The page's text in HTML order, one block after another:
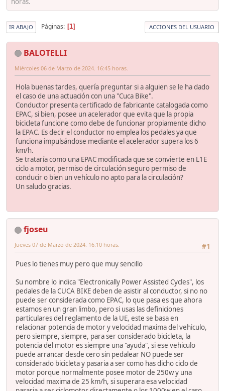
IR ABAJO Páginas 1 ACCIONES DEL USUARIO
BALOTELLI
Miércoles 06 de Marzo de 2024. 16:45 horas.
Hola buenas tardes, quería preguntar si a alguien se le ha dado
el caso de una actuación con una "Cuca Bike".
Conductor presenta certificado de fabricante catalogada como
EPAC, si bien, posee un acelerador que evita que la propia
bicicleta funcione como debe de funcionar propiamente dicho
la EPAC. Es decir el conductor no emplea los pedales ya que
funciona impulsándose mediante el acelerador supera los 6
km/h.
Se trataría como una EPAC modificada que se convierte en L1E
ciclo a motor, permiso de circulación seguro permiso de
conducir o bien un vehículo no apto para la circulación?
Un saludo gracias.
fjoseu
#1
Jueves 07 de Marzo de 2024. 16:10 horas.
Pues lo tienes muy pero que muy sencillo
Su nombre lo indica "Electronically Power Assisted Cycles", los
pedales de la CUCA BIKE deben de asistir al conductor, si no no
puede ser considerada como EPAC, lo que pasa es que ahora
estamos en un gran limbo, pero si usas las definiciones
particulares del reglamento de la UE, este se basa en
relacionar potencia de motor y velocidad maxima del vehiculo,
pero siempre, siempre, para ser considerado bicicleta, la
potencia del motor es siempre una "ayuda", si ese vehiculo
puede arrancar desde cero sin pedalear NO puede ser
considerado bicicleta y pasaria a ser como has dicho ciclo de
motor porque normalmente posee motor de 250w y una
velocidad maxima de 25 km/h, si superara esa velocidad